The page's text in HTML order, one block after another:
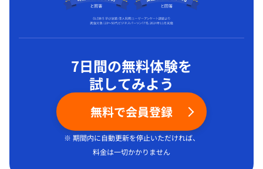
7日間の無料体験を
試してみよう
無料で会員登録
※ 期間内に自動更新を停止いただければ、
料金は一切かかりません